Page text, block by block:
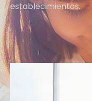
establecimientos.